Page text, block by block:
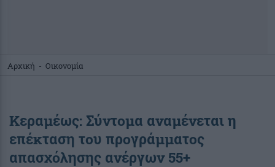
Αρχική - Οικονομία
Κεραμέως: Σύντομα αναμένεται η
επέκταση του προγράμματος
απασχόλησης ανέργων 55+